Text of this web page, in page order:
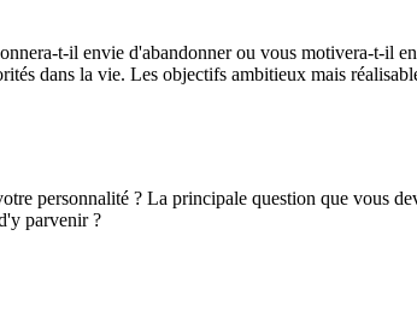
t-il envie d'abandonner ou vous motivera-t-il
dans la vie. Les objectifs ambitieux mais
personnalité ? La principale question que vous
parvenir ?